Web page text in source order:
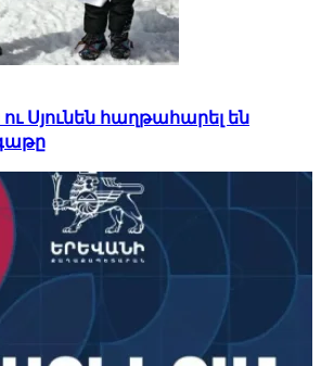
Սյունեն հաղթահարել են